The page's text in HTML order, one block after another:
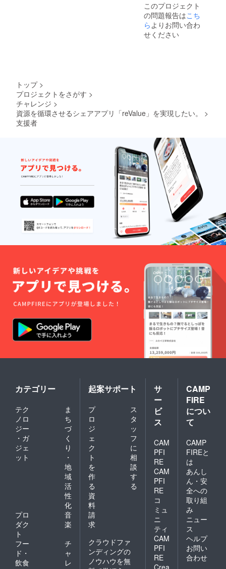
注意事
項：支
援時、
必ず備
考欄に
ナーを
ご希望
は、プ
ロジェ
クト終
了後に
お送り
するご
案内
メール
をご確
認の
上、
データ
をお送
りくだ
このプロジェクト
の問題報告はこち
らよりお問い合わ
せください
トップ >
プロジェクトをさがす >
チャレンジ >
資源を循環させるシェアアプリ「reValue」を実現したい。
>
支援者
カテゴリー
テク
ノロ
ジー
・ガ
ジェ
ット
ま
ち
づ
く
り
・
地
域
活
性
化
プロ
ダク
ト
音
楽
フー
ド・
飲食
チ
ャ
レ
起案サポート
プ
ロ
ジ
ェ
ク
ト
を
作
る
ス
タ
ッ
フ
に
相
談
す
る
資
料
請
求
クラウドファ
ンディングの
ノウハウを無
サ
ー
ビ
ス
CAM
PFI
RE
CAM
PFI
RE
コ
ミュ
ニ
ティ
CAM
PFI
RE
CAMP
FIRE
につい
て
CAMP
FIREと
は
あんし
ん・安
全への
取り組
み
ニュー
ス
ヘルプ
お問い
合わせ